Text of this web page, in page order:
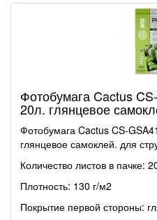
Фотобумага Cactus
20л. глянцевое
Фотобумага Cactus CS-
глянцевое самоклей. для
Количество листов в пачке:
Плотность: 130 г/м2
Покрытие первой стороны: